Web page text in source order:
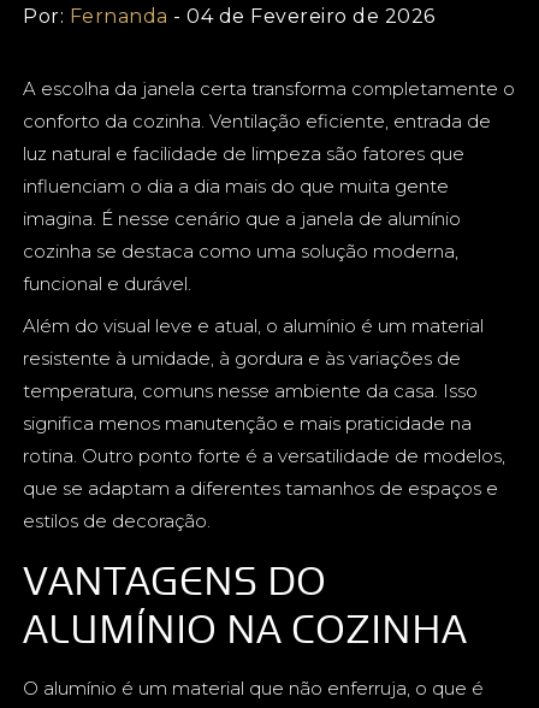
Por: Fernanda - 04 de Fevereiro de 2026
A escolha da janela certa transforma completamente o
conforto da cozinha. Ventilação eficiente, entrada de
luz natural e facilidade de limpeza são fatores que
influenciam o dia a dia mais do que muita gente
imagina. É nesse cenário que a janela de alumínio
cozinha se destaca como uma solução moderna,
funcional e durável.
Além do visual leve e atual, o alumínio é um material
resistente à umidade, à gordura e às variações de
temperatura, comuns nesse ambiente da casa. Isso
significa menos manutenção e mais praticidade na
rotina. Outro ponto forte é a versatilidade de modelos,
que se adaptam a diferentes tamanhos de espaços e
estilos de decoração.
VANTAGENS DO
ALUMÍNIO NA COZINHA
O alumínio é um material que não enferruja, o que é